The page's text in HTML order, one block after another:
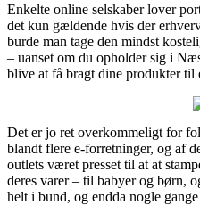
Enkelte online selskaber lover
det kun gældende hvis der
burde man tage den mindst
– uanset om du opholder sig i
blive at få bragt dine produkter til
Det er jo ret overkommeligt for
blandt flere e-forretninger, og af
outlets været presset til at at
deres varer – til babyer og børn,
helt i bund, og endda nogle